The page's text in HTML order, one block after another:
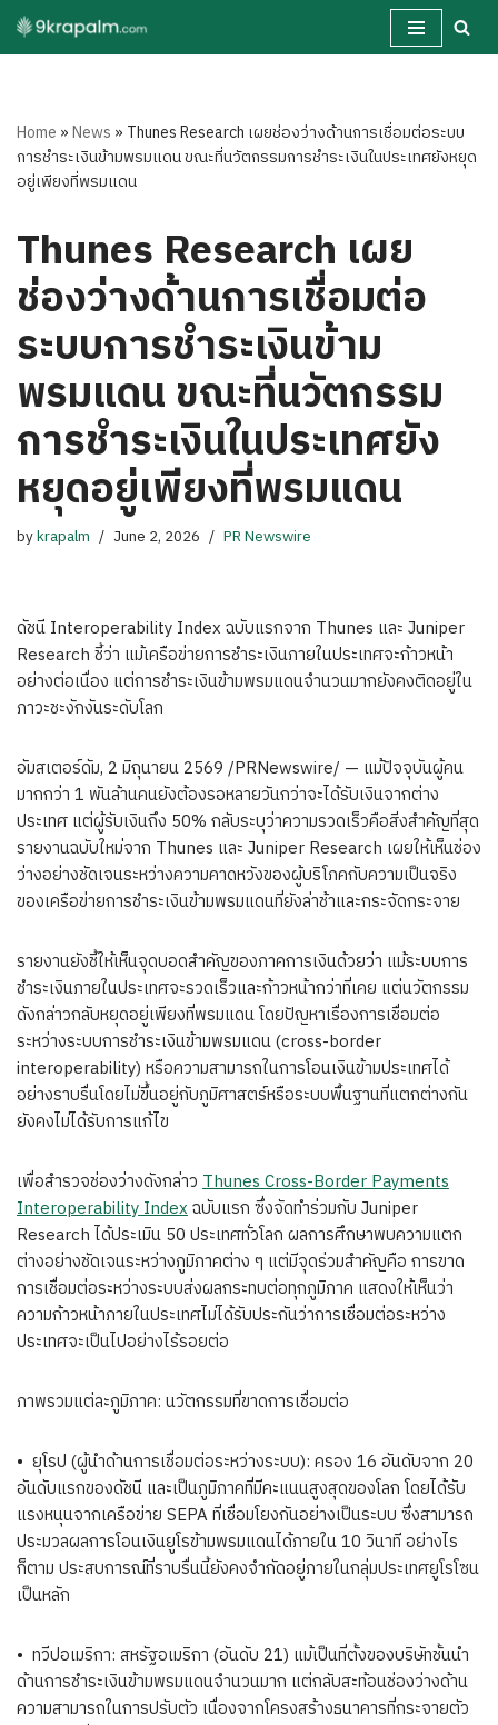
Skip
Home »News » Thunes Research เผยช่องว่างด้านการเชื่อมต่อระบบ
การชำระเงินข้ามพรมแดน ขณะที่นวัตกรรมการชำระเงินในประเทศยังหยุด
อยู่เพียงที่พรมแดน
Thunes Research เผย
ช่องว่างด้านการเชื่อมต่อ
ระบบการชำระเงินข้าม
พรมแดน ขณะที่นวัตกรรม
การชำระเงินในประเทศยัง
หยุดอยู่เพียงที่พรมแดน
bykrapalm June 2, 2026 PR Newswire
ดัชนี Interoperability Index ฉบับแรกจาก Thunes และ Juniper
Research ชี้ว่า แม้เครือข่ายการชำระเงินภายในประเทศจะก้าวหน้า
อย่างต่อเนื่อง แต่การชำระเงินข้ามพรมแดนจำนวนมากยังคงติดอยู่ใน
ภาวะชะงักงันระดับโลก
อัมสเตอร์ดัม, 2 มิถุนายน 2569 /PRNewswire/ — แม้ปัจจุบันผู้คน
มากกว่า 1 พันล้านคนยังต้องรอหลายวันกว่าจะได้รับเงินจากต่าง
ประเทศ แต่ผู้รับเงินถึง 50% กลับระบุว่าความรวดเร็วคือสิ่งสำคัญที่สุด
รายงานฉบับใหม่จาก Thunes และ Juniper Research เผยให้เห็นช่อง
ว่างอย่างชัดเจนระหว่างความคาดหวังของผู้บริโภคกับความเป็นจริง
ของเครือข่ายการชำระเงินข้ามพรมแดนที่ยังล่าช้าและกระจัดกระจาย
รายงานยังชี้ให้เห็นจุดบอดสำคัญของภาคการเงินด้วยว่า แม้ระบบการ
ชำระเงินภายในประเทศจะรวดเร็วและก้าวหน้ากว่าที่เคย แต่นวัตกรรม
ดังกล่าวกลับหยุดอยู่เพียงที่พรมแดน โดยปัญหาเรื่องการเชื่อมต่อ
ระหว่างระบบการชำระเงินข้ามพรมแดน (cross-border
interoperability) หรือความสามารถในการโอนเงินข้ามประเทศได้
อย่างราบรื่นโดยไม่ขึ้นอยู่กับภูมิศาสตร์หรือระบบพื้นฐานที่แตกต่างกัน
ยังคงไม่ได้รับการแก้ไข
เพื่อสำรวจช่องว่างดังกล่าว Thunes Cross-Border Payments
Interoperability Indexฉบับแรก ซึ่งจัดทำร่วมกับ Juniper
Research ได้ประเมิน 50 ประเทศทั่วโลก ผลการศึกษาพบความแตก
ต่างอย่างชัดเจนระหว่างภูมิภาคต่าง ๆ แต่มีจุดร่วมสำคัญคือ การขาด
การเชื่อมต่อระหว่างระบบส่งผลกระทบต่อทุกภูมิภาค แสดงให้เห็นว่า
ความก้าวหน้าภายในประเทศไม่ได้รับประกันว่าการเชื่อมต่อระหว่าง
ประเทศจะเป็นไปอย่างไร้รอยต่อ
ภาพรวมแต่ละภูมิภาค: นวัตกรรมที่ขาดการเชื่อมต่อ
• ยุโรป (ผู้นำด้านการเชื่อมต่อระหว่างระบบ): ครอง 16 อันดับจาก 20
อันดับแรกของดัชนี และเป็นภูมิภาคที่มีคะแนนสูงสุดของโลก โดยได้รับ
แรงหนุนจากเครือข่าย SEPA ที่เชื่อมโยงกันอย่างเป็นระบบ ซึ่งสามารถ
ประมวลผลการโอนเงินยูโรข้ามพรมแดนได้ภายใน 10 วินาที อย่างไร
ก็ตาม ประสบการณ์ที่ราบรื่นนี้ยังคงจำกัดอยู่ภายในกลุ่มประเทศยูโรโซน
เป็นหลัก
• ทวีปอเมริกา: สหรัฐอเมริกา (อันดับ 21) แม้เป็นที่ตั้งของบริษัทชั้นนำ
ด้านการชำระเงินข้ามพรมแดนจำนวนมาก แต่กลับสะท้อนช่องว่างด้าน
ความสามารถในการปรับตัว เนื่องจากโครงสร้างธนาคารที่กระจายตัว